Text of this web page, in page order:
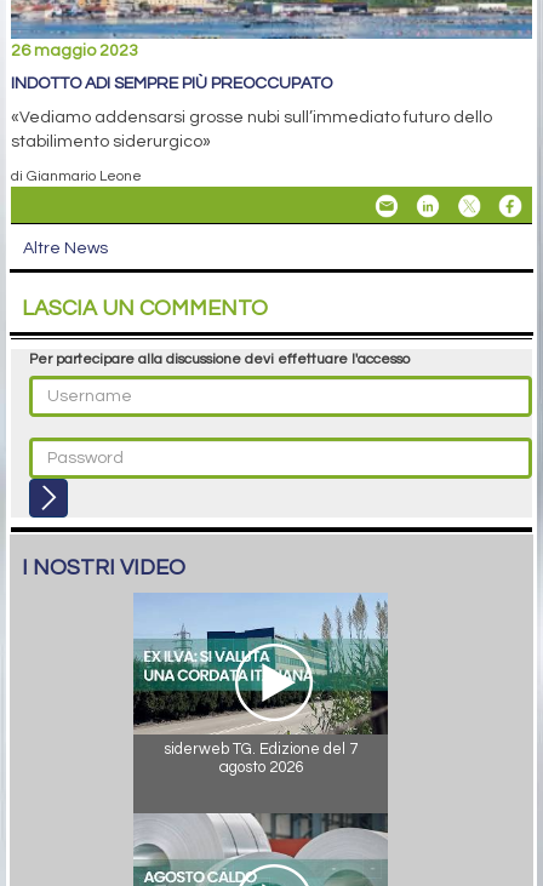
26 maggio 2023
INDOTTO ADI SEMPRE PIÙ PREOCCUPATO
«Vediamo addensarsi grosse nubi sull’immediato futuro dello
stabilimento siderurgico»
di Gianmario Leone
Altre News
LASCIA UN COMMENTO
Per partecipare alla discussione devi effettuare l'accesso
I NOSTRI VIDEO
siderweb TG. Edizione del 7
agosto 2026